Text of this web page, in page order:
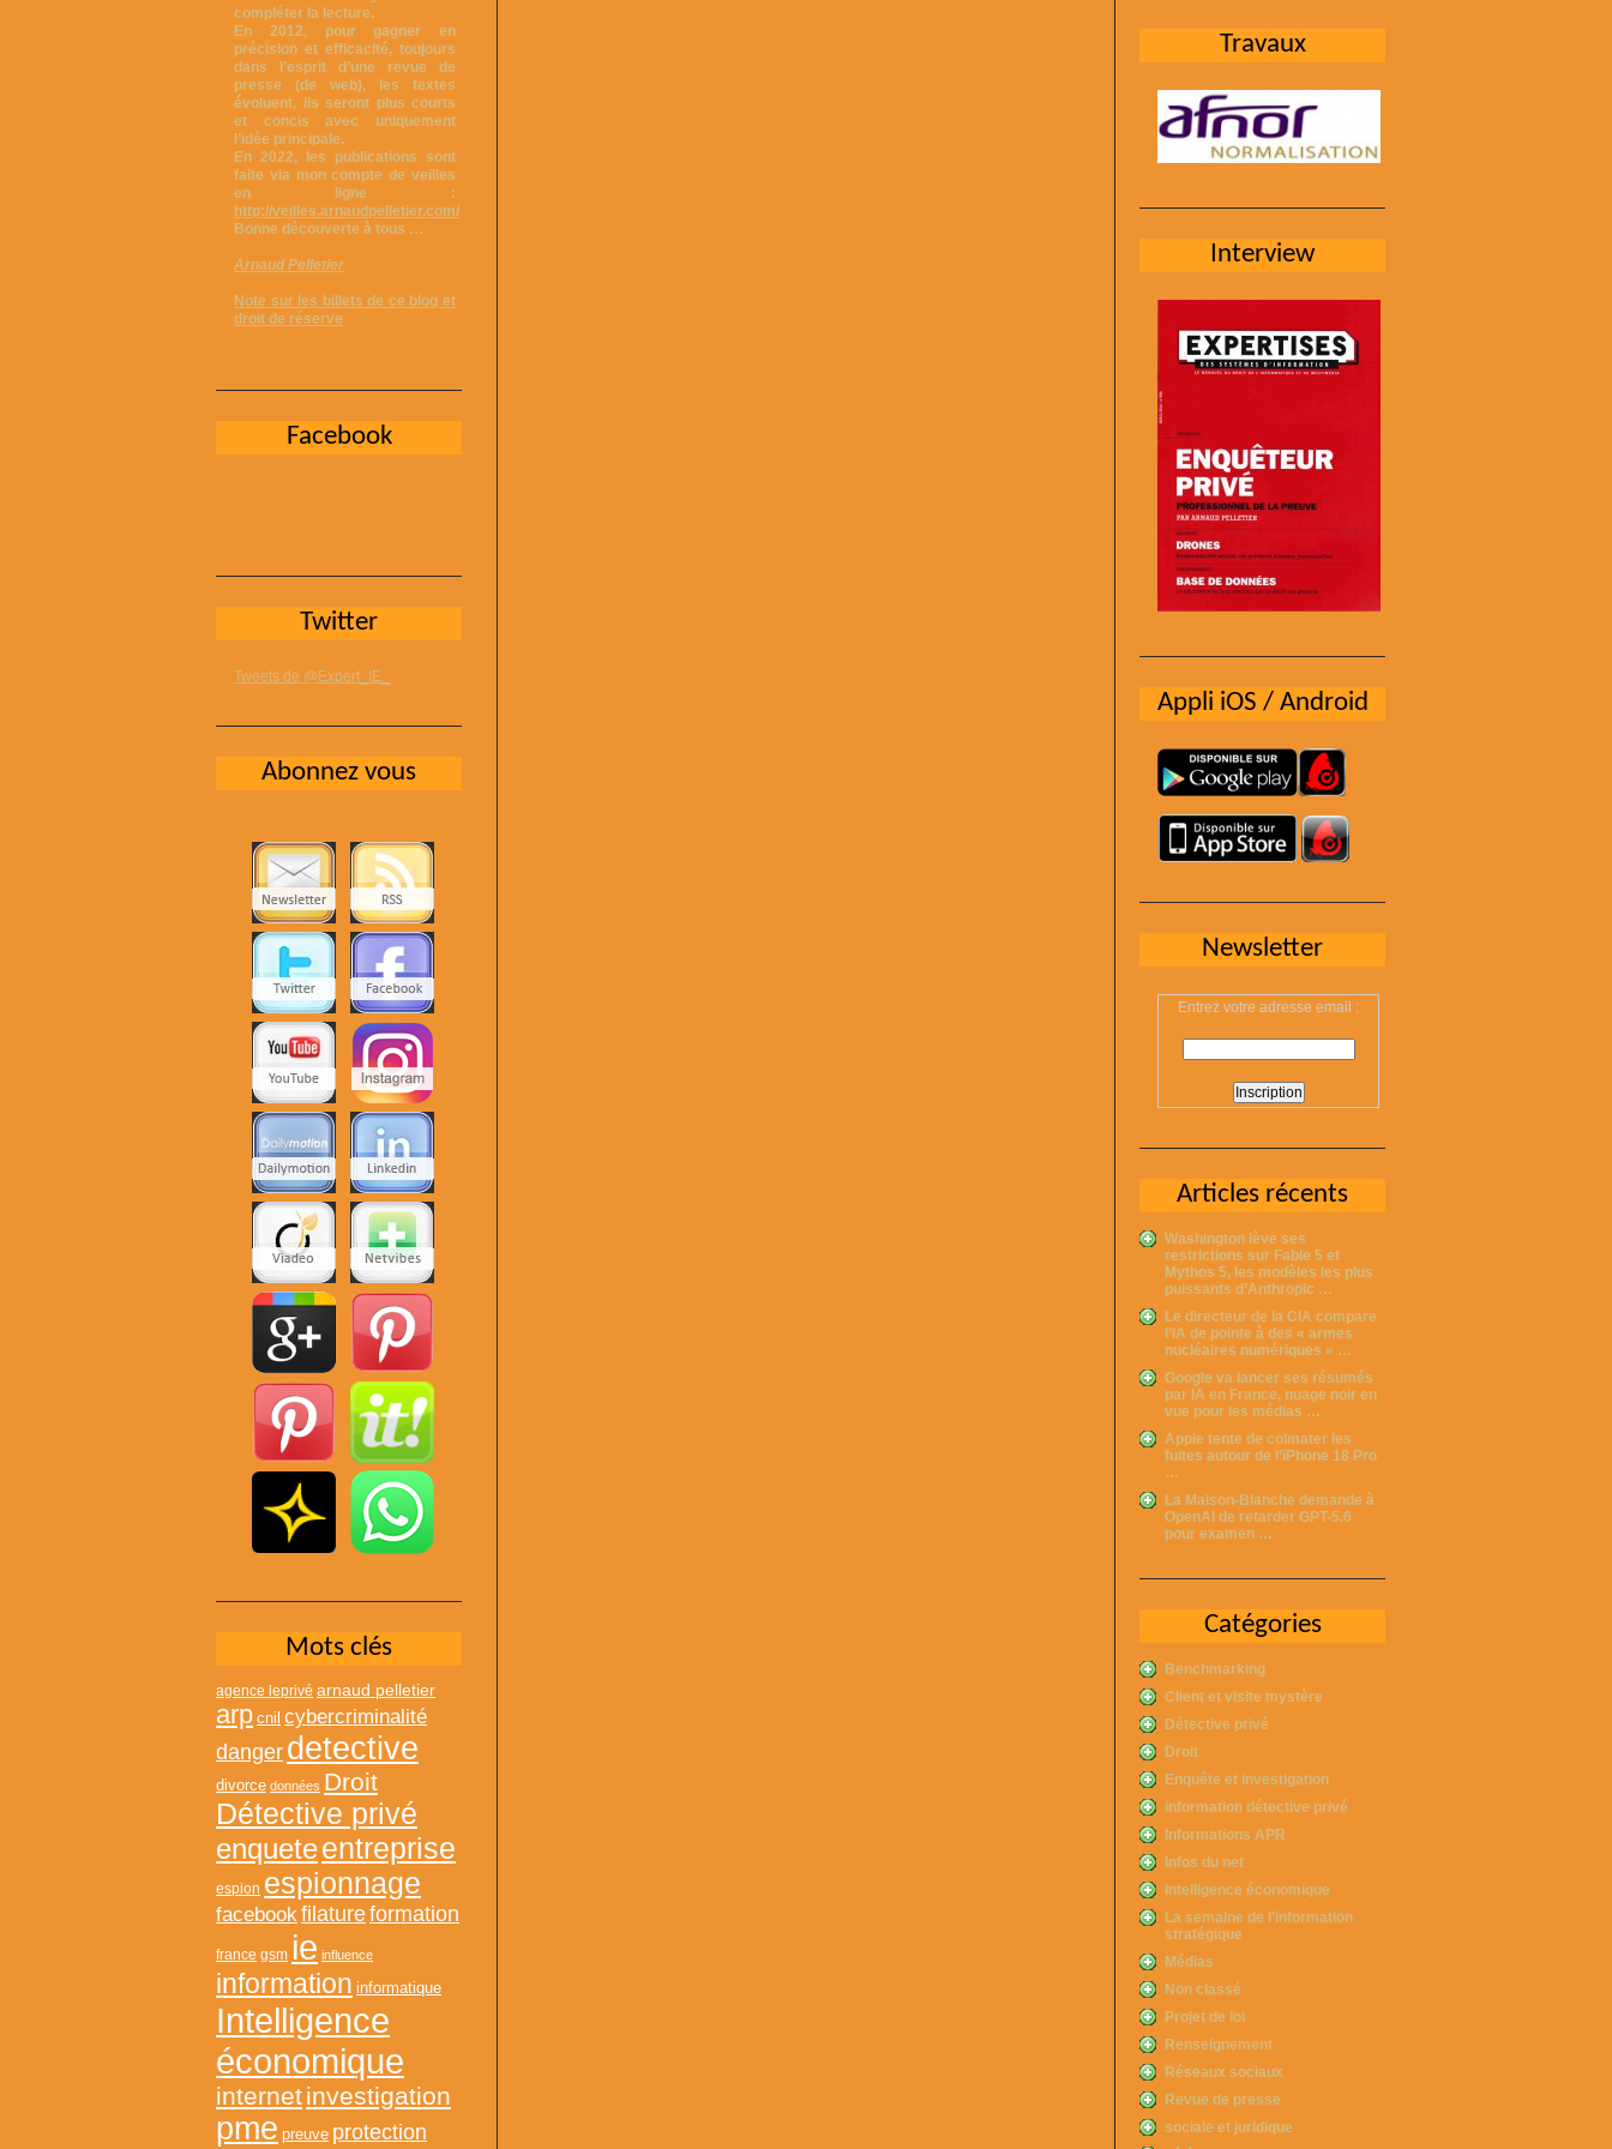
Travaux
Interview
Appli iOS / Android
Newsletter
Entrez votre adresse email :
Articles récents
Washington lève ses
restrictions sur Fable 5 et
Mythos 5, les modèles les plus
puissants d’Anthropic …
Le directeur de la CIA compare
l’IA de pointe à des « armes
nucléaires numériques » …
Google va lancer ses résumés
par IA en France, nuage noir en
vue pour les médias …
Apple tente de colmater les
fuites autour de l’iPhone 18 Pro
…
La Maison-Blanche demande à
OpenAI de retarder GPT-5.6
pour examen …
Catégories
Benchmarking
Client et visite mystère
Détective privé
Droit
Enquête et investigation
information détective privé
Informations APR
Infos du net
Intelligence économique
La semaine de l’information
stratégique
Médias
Non classé
Projet de loi
Renseignement
Réseaux sociaux
Revue de presse
sociale et juridique
compléter la lecture.
En 2012, pour gagner en
précision et efficacité, toujours
dans l’esprit d’une revue de
presse (de web), les textes
évoluent, ils seront plus courts
et concis avec uniquement
l’idée principale.
En 2022, les publications sont
faite via mon compte de veilles
en ligne :
http://veilles.arnaudpelletier.com/
Bonne découverte à tous …
Arnaud Pelletier
Note sur les billets de ce blog et
droit de réserve
Facebook
Twitter
Tweets de @Expert_IE_
Abonnez vous
Mots clés
agence leprivé arnaud pelletier
arp cnil cybercriminalité
danger detective
divorce données Droit
Détective privé
enqueteentreprise
espion espionnage
facebookfilatureformation
france gsm ie influence
information informatique
Intelligence
économique
internetinvestigation
pme preuve protection